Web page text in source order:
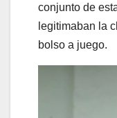
conjunto de
legitimaban la
bolso a juego.